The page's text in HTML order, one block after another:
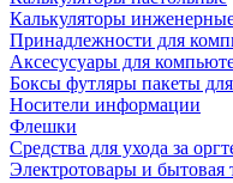
Калькуляторы
Принадлежности для
Аксесусуары для
Боксы футляры пакеты
Носители информации
Флешки
Средства для ухода за
Электротовары и бытовая